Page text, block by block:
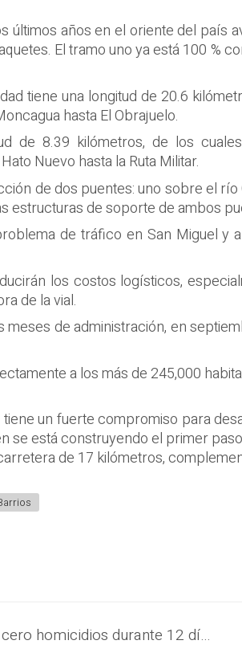
últimos años en el oriente del país
El tramo uno ya está 100 %
tiene una longitud de 20.6
hasta El Obrajuelo.
de 8.39 kilómetros, de los
Nuevo hasta la Ruta Militar.
de dos puentes: uno sobre el
estructuras de soporte de ambos
de tráfico en San Miguel
los costos logísticos,
de la vial.
de administración, en
a los más de 245,000
un fuerte compromiso para
se está construyendo el primer
de 17 kilómetros,
El Salvador suma cuatro días con cero homicidios durante 12 días de régimen de excepción impulsado por el Gobierno en el combate frontal a las estructuras de pandillas